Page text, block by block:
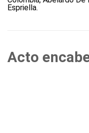
Acto